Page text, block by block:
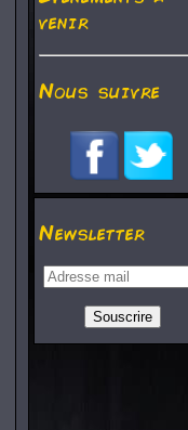
venir
Nous suivre
Newsletter